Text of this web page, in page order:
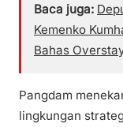
Baca juga:
Kemenko
Bahas
Pangdam
lingkungan